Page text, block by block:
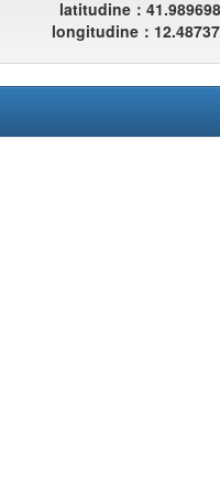
latitudine：
longitudine：